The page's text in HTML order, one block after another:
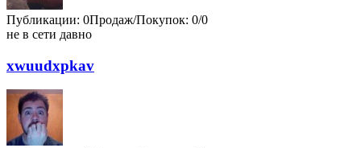
Публикации: 0Продаж/Покупок: 0/0
не в сети давно
xwuudxpkav